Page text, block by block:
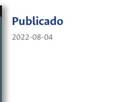
Publicado
2022-08-04